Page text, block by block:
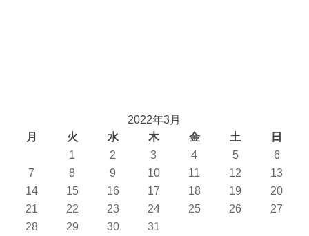
2022年3月
月
火 水 木 金 土
日
1
2 3 4 5
6
7
8 9 10 11 12
13
14
15 16 17 18 19
20
21
22 23 24 25 26
27
28
29 30
31